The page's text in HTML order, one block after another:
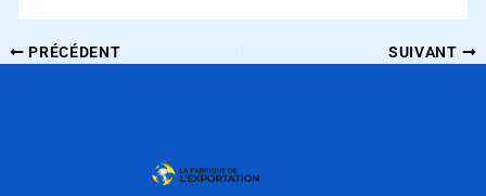
PRÉCÉDENT SUIVANT